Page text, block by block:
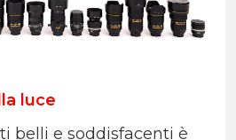
luce
belli e soddisfacenti è